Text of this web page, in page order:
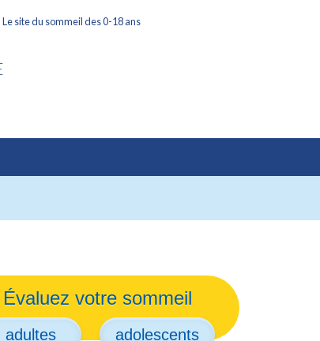
Le site du sommeil des 0-18 ans
Évaluez votre sommeil
adultes adolescents